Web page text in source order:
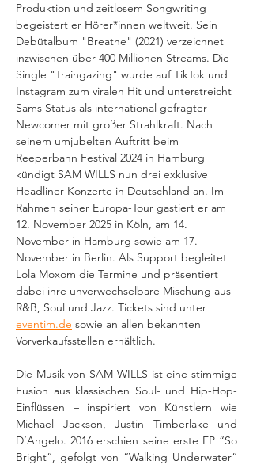
Produktion und zeitlosem Songwriting
begeistert er Hörer*innen weltweit. Sein
Debütalbum "Breathe" (2021) verzeichnet
inzwischen über 400 Millionen Streams. Die
Single "Traingazing" wurde auf TikTok und
Instagram zum viralen Hit und unterstreicht
Sams Status als international gefragter
Newcomer mit großer Strahlkraft. Nach
seinem umjubelten Auftritt beim
Reeperbahn Festival 2024 in Hamburg
kündigt SAM WILLS nun drei exklusive
Headliner-Konzerte in Deutschland an. Im
Rahmen seiner Europa-Tour gastiert er am
12. November 2025 in Köln, am 14.
November in Hamburg sowie am 17.
November in Berlin. Als Support begleitet
Lola Moxom die Termine und präsentiert
dabei ihre unverwechselbare Mischung aus
R&B, Soul und Jazz. Tickets sind unter
eventim.de sowie an allen bekannten
Vorverkaufsstellen erhältlich.
Die Musik von SAM WILLS ist eine stimmige
Fusion aus klassischen Soul- und Hip-Hop-
Einflüssen – inspiriert von Künstlern wie
Michael Jackson, Justin Timberlake und
D’Angelo. 2016 erschien seine erste EP “So
Bright“, gefolgt von “Walking Underwater“